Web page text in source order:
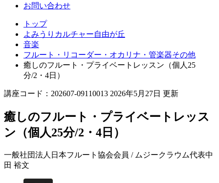
お問い合わせ
トップ
よみうりカルチャー自由が丘
音楽
フルート・リコーダー・オカリナ・管楽器その他
癒しのフルート・プライベートレッスン（個人25
分/2・4日）
講座コード：202607-09110013 2026年5月27日 更新
癒しのフルート・プライベートレッス
ン（個人25分/2・4日）
一般社団法人日本フルート協会会員 / ムジークラウム代表中
田 裕文